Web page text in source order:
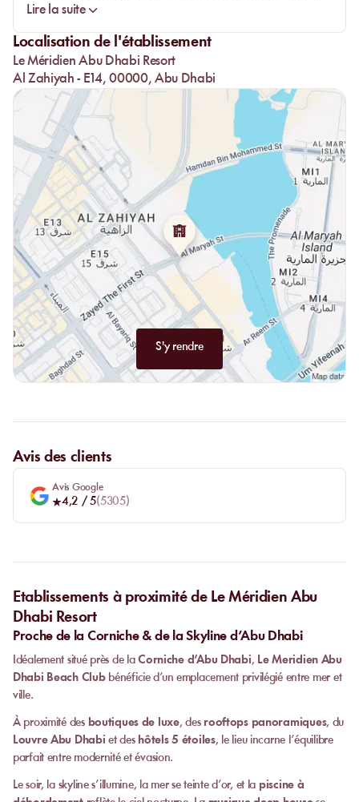
d’olive.
Chaque assiette célèbre la fraîcheur, la couleur et la lumière,
servie face au bord de mer.
Le midi, on déjeune les pieds presque dans le sable ; le soir, les
bougies s’allument, lamusique loungeaccompagne le
soleil , et la brise marine
enveloppe la terrasse.
bar et club complète l’expérience : spritz au fruit de la passion,
gin basilic, champagnes glacés, vins rosés de Provence.
L’ambiance se fait douce et chic, fidèle à la promesse duluxe
discret.
Lire la suite
Localisation de l'établissement
Le Méridien Abu Dhabi Resort
Al Zahiyah - E14, 00000, Abu Dhabi
S'y rendre
Avis des clients
Avis Google
4,2 / 5(5305)
Etablissements à proximité de Le Méridien Abu
Dhabi Resort
Proche de la Corniche & de la Skyline d’Abu Dhabi
Idéalement situé près de laCorniche d’Abu Dhabi, Le Meridien Abu
Dhabi Beach Clubbénéficie d’un emplacement privilégié entre mer et
ville.
À proximité des boutiques de luxe, des rooftops panoramiques, du
Louvre Abu Dhabi et des hôtels 5 étoiles, le lieu incarne l’équilibre
parfait entre modernité et évasion.
Le soir, la skyline s’illumine, la mer se teinte d’or, et la piscine à